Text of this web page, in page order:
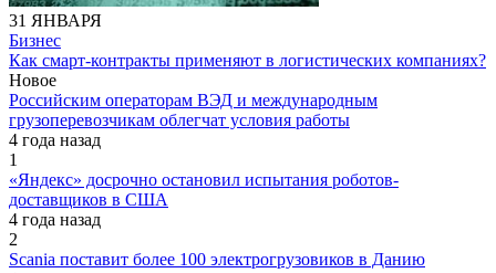
31 ЯНВАРЯ
Бизнес
Как смарт-контракты применяют в логистических компаниях?
Новое
Российским операторам ВЭД и международным
грузоперевозчикам облегчат условия работы
4 года назад
1
«Яндекс» досрочно остановил испытания роботов-
доставщиков в США
4 года назад
2
Scania поставит более 100 электрогрузовиков в Данию